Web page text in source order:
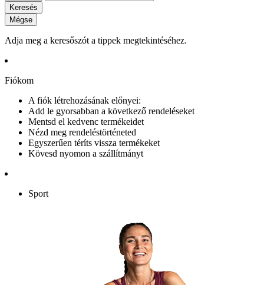
Keresés
Mégse
Adja meg a keresőszót a tippek megtekintéséhez.
Fiókom
A fiók létrehozásának előnyei:
Add le gyorsabban a következő rendeléseket
Mentsd el kedvenc termékeidet
Nézd meg rendeléstörténeted
Egyszerűen téríts vissza termékeket
Kövesd nyomon a szállítmányt
Sport